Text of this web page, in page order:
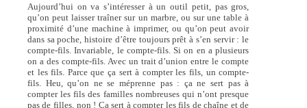
Aujourd’hui on va s’intéresser à un outil petit, pas gros,
qu’on peut laisser traîner sur un marbre, ou sur une table à
proximité d’une machine à imprimer, ou qu’on peut avoir
dans sa poche, histoire d’être toujours prêt à s’en servir : le
compte-fils. Invariable, le compte-fils. Si on en a plusieurs
on a des compte-fils. Avec un trait d’union entre le compte
et les fils. Parce que ça sert à compter les fils, un compte-
fils. Heu, qu’on ne se méprenne pas : ça ne sert pas à
compter les fils des familles nombreuses qui n’ont presque
pas de filles, non ! Ça sert à compter les fils de chaîne et de